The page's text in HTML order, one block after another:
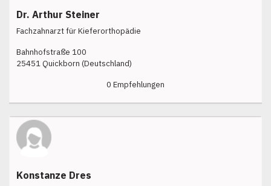
Dr. Arthur Steiner
Fachzahnarzt für Kieferorthopädie
Bahnhofstraße 100
25451 Quickborn (Deutschland)
0 Empfehlungen
Konstanze Dres